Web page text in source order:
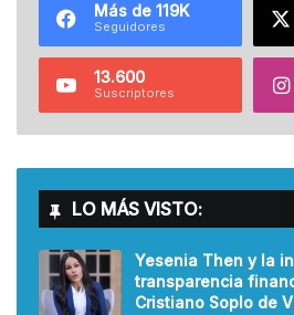
Más de 119K
Seguidores
13.600
Suscriptores
LO MÁS VISTO:
Yesenia Then y la
transparencia
Cristiano Soplo de